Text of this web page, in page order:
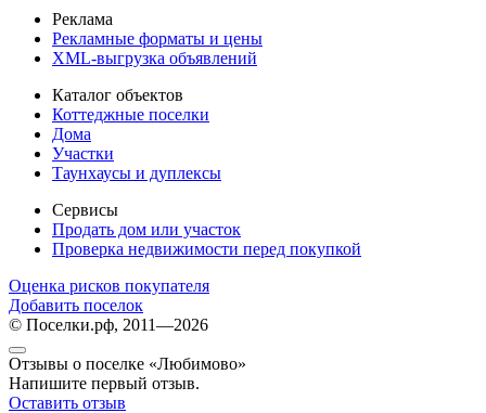
Реклама
Рекламные форматы и цены
XML-выгрузка объявлений
Каталог объектов
Коттеджные поселки
Дома
Участки
Таунхаусы и дуплексы
Сервисы
Продать дом или участок
Проверка недвижимости перед покупкой
Оценка рисков покупателя
Добавить поселок
© Поселки.рф, 2011—2026
Отзывы о поселке «Любимово»
Напишите первый отзыв.
Оставить отзыв